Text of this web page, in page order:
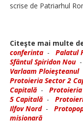
scrise de Patriarhul
Citeşte mai multe
conferinta - Palatul
Sfântul Spiridon Nou
Varlaam Ploieşteanul
Protoieria Sector 2
Capitală - Protoieria
5 Capitală -
Ilfov Nord-
misionară